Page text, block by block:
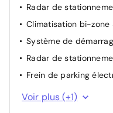
Radar de
Climatisation bi-zone
Système de
Radar de
Frein de parking
Rétroviseur intérieur
Voir plus (+1)